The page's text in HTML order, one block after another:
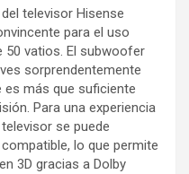
televisor Hisense
para el uso
50 vatios. El subwoofer
sorprendentemente
es más que suficiente
Para una experiencia
se puede
lo que permite
3D gracias a Dolby